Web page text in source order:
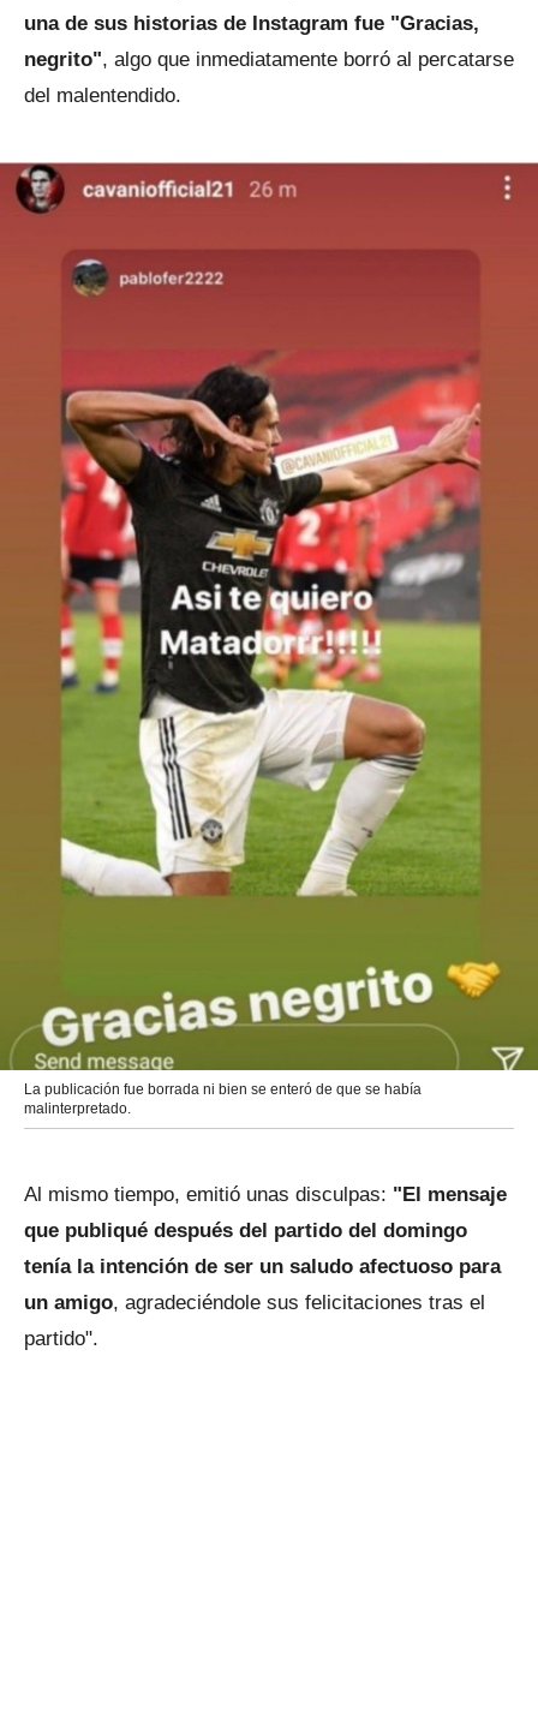
una de sus historias de Instagram fue "Gracias,
negrito", algo que inmediatamente borró al percatarse
del malentendido.
La publicación fue borrada ni bien se enteró de que se había
malinterpretado.
Al mismo tiempo, emitió unas disculpas: "El mensaje
que publiqué después del partido del domingo
tenía la intención de ser un saludo afectuoso para
un amigo, agradeciéndole sus felicitaciones tras el
partido".